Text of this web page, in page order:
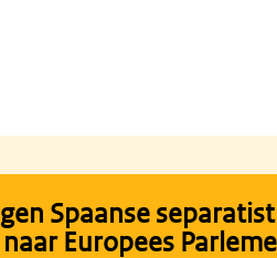
Spaanse
Europees